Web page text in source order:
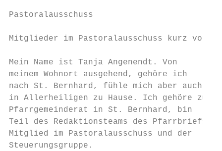
Pastoralausschuss
Mitglieder im Pastoralausschuss kurz
Mein Name ist Tanja Angenendt. Von
meinem Wohnort ausgehend, gehöre ich
nach St. Bernhard, fühle mich aber auch
in Allerheiligen zu Hause. Ich gehöre zum
Pfarrgemeinderat in St. Bernhard, bin
Teil des Redaktionsteams des Pfarrbriefs,
Mitglied im Pastoralausschuss und der
Steuerungsgruppe.